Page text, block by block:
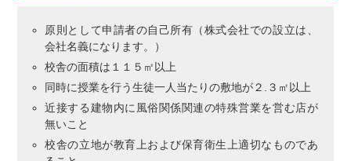
原則として申請者の自己所有（株式会社での設立は、
会社名義になります。）
校舎の面積は１１５㎡以上
同時に授業を行う生徒一人当たりの敷地が２.３㎡以上
近接する建物内に風俗関係関連の特殊営業を営む店が
無いこと
校舎の立地が教育上および保育衛生上適切なものであ